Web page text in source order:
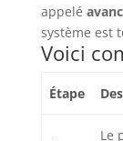
appelé
système est
Voici
Étape
Le